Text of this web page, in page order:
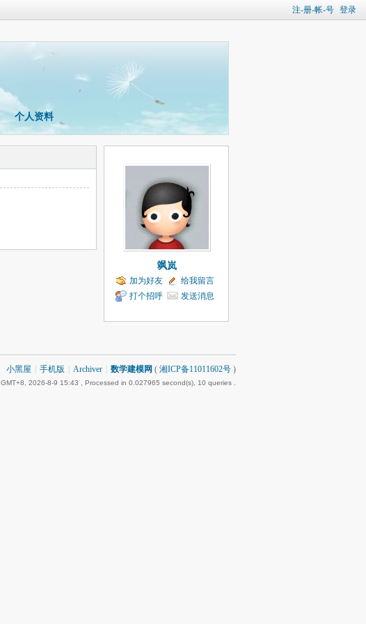
注-册-帐-号 登录
个人资料
飒岚
加为好友
给我留言
打个招呼
发送消息
小黑屋 手机版 Archiver 数学建模网 ( 湘ICP备11011602号 )
GMT+8, 2026-8-9 15:43 , Processed in 0.027965 second(s), 10 queries .